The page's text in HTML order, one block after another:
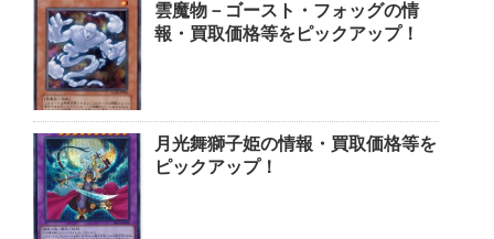
雲魔物－ゴースト・フォッグの情
報・買取価格等をピックアップ！
月光舞獅子姫の情報・買取価格等を
ピックアップ！